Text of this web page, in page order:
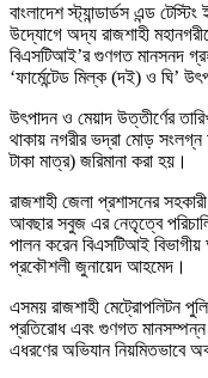
বাংলাদেশ স্ট্যান্ডার্ডস এন্ড
উদ্যোগে অদ্য রাজশাহী
বিএসটিআই’র গুণগত মানসনদ
‘ফার্মেন্টেড মিল্ক (দই) ও ঘি’
উৎপাদন ও মেয়াদ উত্তীর্ণের
থাকায় নগরীর ভদ্রা মোড় সংলগ্ন
টাকা মাত্র) জরিমানা করা হয়।
রাজশাহী জেলা প্রশাসনের
আবছার সবুজ এর নেতৃত্বে
পালন করেন বিএসটিআই বিভাগীয়
প্রকৌশলী জুনায়েদ আহমেদ।
এসময় রাজশাহী মেট্রোপলিটন
প্রতিরোধ এবং গুণগত মানসম্পন্ন
এধরণের অভিযান নিয়মিতভাবে